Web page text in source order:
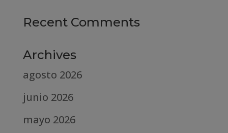
Recent Comments
Archives
agosto 2026
junio 2026
mayo 2026